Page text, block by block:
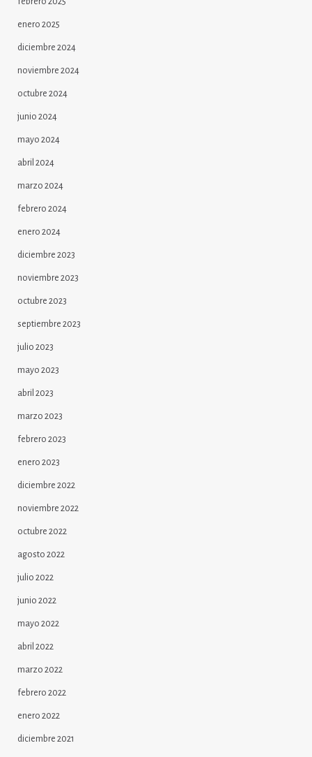
enero 2025
diciembre 2024
noviembre 2024
octubre 2024
junio 2024
mayo 2024
abril 2024
marzo 2024
febrero 2024
enero 2024
diciembre 2023
noviembre 2023
octubre 2023
septiembre 2023
julio 2023
mayo 2023
abril 2023
marzo 2023
febrero 2023
enero 2023
diciembre 2022
noviembre 2022
octubre 2022
agosto 2022
julio 2022
junio 2022
mayo 2022
abril 2022
marzo 2022
febrero 2022
enero 2022
diciembre 2021